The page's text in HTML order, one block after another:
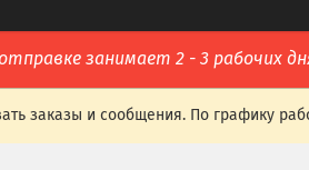
занимает 2 - 3 рабочих
заказы и сообщения. По графику